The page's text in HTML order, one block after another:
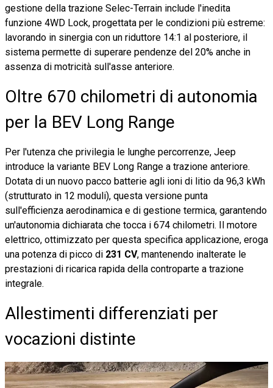
gestione della trazione Selec-Terrain include l'inedita
funzione 4WD Lock, progettata per le condizioni più estreme:
lavorando in sinergia con un riduttore 14:1 al posteriore, il
sistema permette di superare pendenze del 20% anche in
assenza di motricità sull'asse anteriore.
Oltre 670 chilometri di autonomia
per la BEV Long Range
Per l'utenza che privilegia le lunghe percorrenze, Jeep
introduce la variante BEV Long Range a trazione anteriore.
Dotata di un nuovo pacco batterie agli ioni di litio da 96,3 kWh
(strutturato in 12 moduli), questa versione punta
sull'efficienza aerodinamica e di gestione termica, garantendo
un'autonomia dichiarata che tocca i 674 chilometri. Il motore
elettrico, ottimizzato per questa specifica applicazione, eroga
una potenza di picco di 231 CV, mantenendo inalterate le
prestazioni di ricarica rapida della controparte a trazione
integrale.
Allestimenti differenziati per
vocazioni distinte